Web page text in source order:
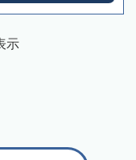
示